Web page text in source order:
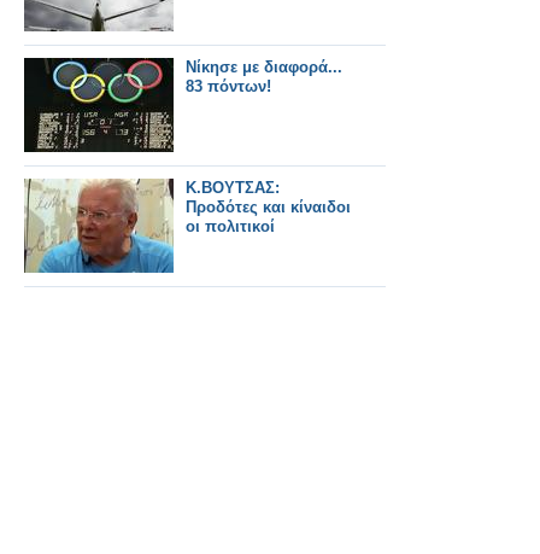
Νίκησε με διαφορά...
83 πόντων!
Κ.ΒΟΥΤΣΑΣ:
Προδότες και κίναιδοι
οι πολιτικοί